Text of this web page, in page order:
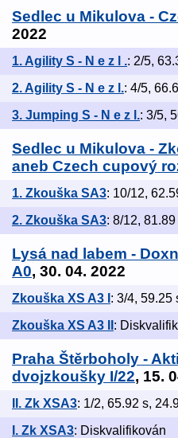
Sedlec u Mikulova -
2022
1. Agility S - N e z l .: 2/5,
2. Agility S - N e z l.: 4/5,
3. Jumping S - N e z l.: 3/5,
Sedlec u Mikulova -
aneb Czech cupový
1. Zkouška SA3: 10/12,
2. Zkouška SA3: 8/12,
Lysá nad labem -
A0, 30. 04. 2022
Zkouška XS A3 I : 3/4, 59.25
Zkouška XS A3 II :
Praha Štěrboholy -
dvojzkoušky I/22, 15.
II. Zk XSA3: 1/2, 65.92 s,
I. Zk XSA3: Diskvalifikován